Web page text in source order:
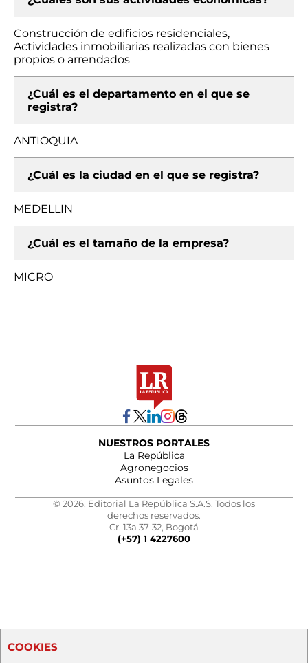
Construcción de edificios residenciales,
Actividades inmobiliarias realizadas con bienes
propios o arrendados
¿Cuál es el departamento en el que se
registra?
ANTIOQUIA
¿Cuál es la ciudad en el que se registra?
MEDELLIN
¿Cuál es el tamaño de la empresa?
MICRO
NUESTROS PORTALES
La República
Agronegocios
Asuntos Legales
© 2026, Editorial La República S.A.S. Todos los
derechos reservados.
Cr. 13a 37-32, Bogotá
(+57) 1 4227600
COOKIES